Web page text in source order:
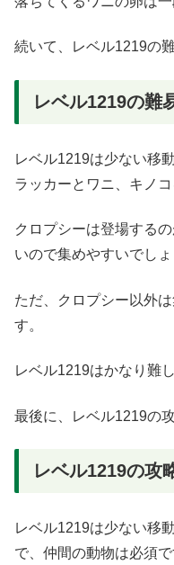
続いて、レベル1219の
レベル1219の難
レベル1219は少ない移
ラッカーとワニ、キノコ
クロプシーは登場する
いので集めやすいでしょ
ただ、クロプシー以外
す。
レベル1219はかなり難
最後に、レベル1219の
レベル1219の攻
レベル1219は少ない移
で、仲間の動物は必須で